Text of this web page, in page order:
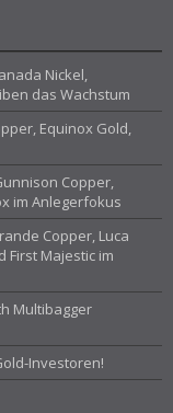
Nickel,
das Wachstum
Equinox Gold,
Copper,
im Anlegerfokus
Copper, Luca
First Majestic im
Multibagger
Investoren!